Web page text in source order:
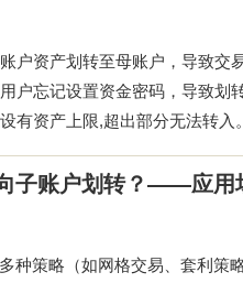
账户资产划转至母账户，导致交
用户忘记设置资金密码，导致划
有资产上限,超出部分无法转入。
子账户划转？——应用
种策略（如网格交易、套利策